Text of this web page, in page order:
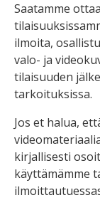
Saatamme
ilmoita,
valo- ja
tilaisuuden
tarkoituksissa.
Jos et halua,
kirjallisesti
käyttämämme